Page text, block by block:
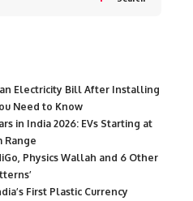
Electricity Bill After Installing
Need to Know
in India 2026: EVs Starting at
Range
Physics Wallah and 6 Other
First Plastic Currency